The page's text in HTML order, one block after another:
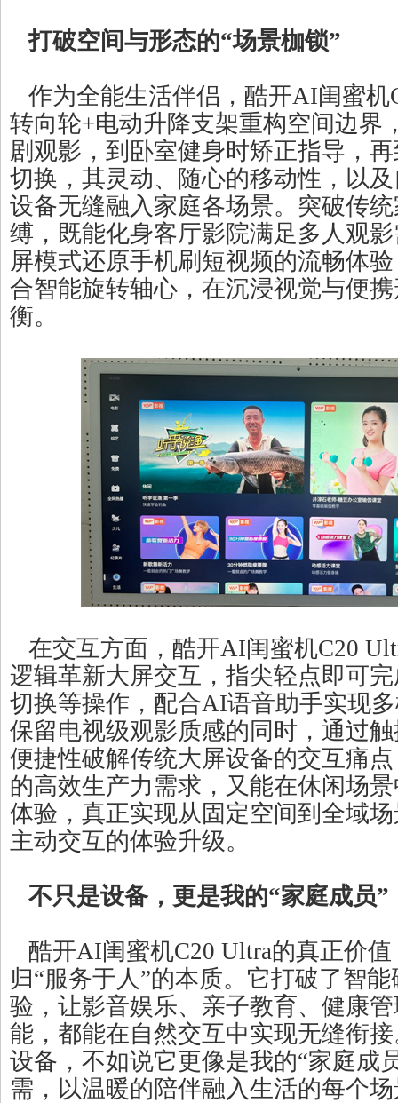
打破空间与形态的“场景枷锁”
作为全能生活伴侣，酷开AI闺蜜机
转向轮+电动升降支架重构空间边界
剧观影，到卧室健身时矫正指导，
切换，其灵动、随心的移动性，以
设备无缝融入家庭各场景。突破传
缚，既能化身客厅影院满足多人观
屏模式还原手机刷短视频的流畅体
合智能旋转轴心，在沉浸视觉与便
衡。
在交互方面，酷开AI闺蜜机C20
逻辑革新大屏交互，指尖轻点即可
切换等操作，配合AI语音助手实现
保留电视级观影质感的同时，通过
便捷性破解传统大屏设备的交互痛
的高效生产力需求，又能在休闲场
体验，真正实现从固定空间到全域
主动交互的体验升级。
不只是设备，更是我的“家庭成员”
酷开AI闺蜜机C20 Ultra的真正价
归“服务于人”的本质。它打破了智
验，让影音娱乐、亲子教育、健康
能，都能在自然交互中实现无缝衔
设备，不如说它更像是我的“家庭
需，以温暖的陪伴融入生活的每个